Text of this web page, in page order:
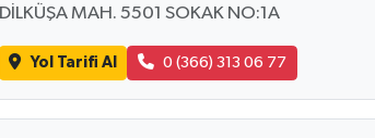
DİLKÜŞA MAH. 5501 SOKAK NO:1A
Yol Tarifi Al 0 (366) 313 06 77